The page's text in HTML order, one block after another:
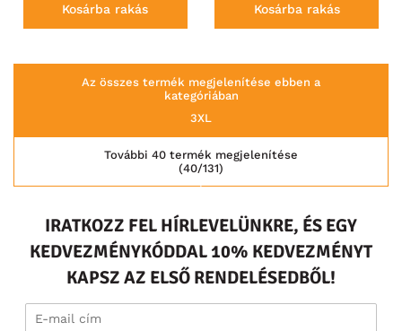
Kosárba rakás Kosárba rakás
Az összes termék megjelenítése ebben a
kategóriában
3XL
(40/131)
További 40 termék megjelenítése
IRATKOZZ FEL HÍRLEVELÜNKRE, ÉS EGY
KEDVEZMÉNYKÓDDAL 10% KEDVEZMÉNYT
KAPSZ AZ ELSŐ RENDELÉSEDBŐL!